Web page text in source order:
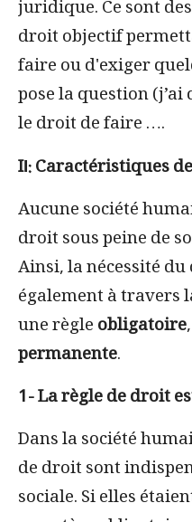
juridique. Ce sont
droit objectif
faire ou d'exiger
pose la question (j’ai
le droit de faire ….
IΙ: Caractéristiques
Aucune société
droit sous peine de
Ainsi, la nécessité
également à travers
une règleobligatoire,
permanente.
1- La règle de droit
Dans la société
de droit sont
sociale. Si elles